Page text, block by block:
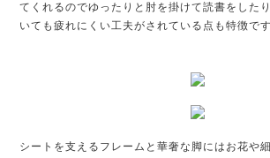
てくれるのでゆったりと肘を掛けて読書をした
いても疲れにくい工夫がされている点も特徴です
シートを支えるフレームと華奢な脚にはお花や